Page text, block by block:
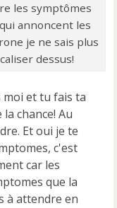
les symptômes
annoncent les
je ne sais plus
dessus!
et tu fais ta
chance! Au
Et oui je te
c'est
car les
que la
à attendre en